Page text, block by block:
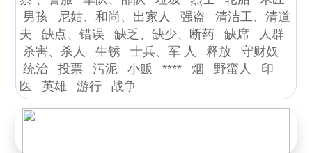
男孩
尼姑、和尚、出家人 强盗
清洁工、清道
夫
缺点、错误 缺乏、缺少、断药 缺席
人群
杀害、杀人
生锈 士兵、军 人 释放
守财奴
统治
投票 污泥 小贩 **** 烟 野蛮人
印
医
英雄 游行 战争